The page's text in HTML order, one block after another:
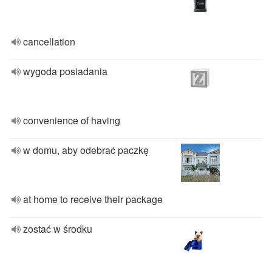
cancellation
wygoda posiadania
convenience of having
w domu, aby odebrać paczkę
at home to receive their package
zostać w środku